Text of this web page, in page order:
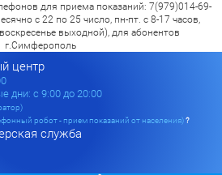
для приема показаний: 7(979)014-69-
с 22 по 25 число, пн-пт. с 8-17 часов,
выходной), для абонентов
г.Симферополь
центр
дни: с 9:00 до 20:00
робот - прием показаний от населения)?
служба